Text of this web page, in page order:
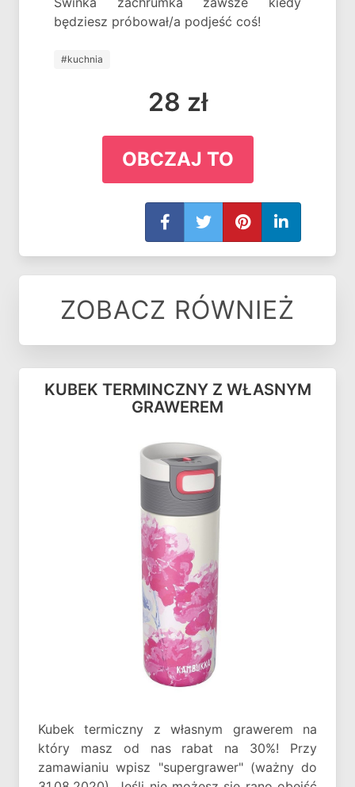
będziesz próbował/a podjeść coś!
#kuchnia
28 zł
OBCZAJ TO
ZOBACZ RÓWNIEŻ
KUBEK TERMINCZNY Z WŁASNYM
GRAWEREM
Kubek termiczny z własnym grawerem na
który masz od nas rabat na 30%! Przy
zamawianiu wpisz "supergrawer" (ważny do